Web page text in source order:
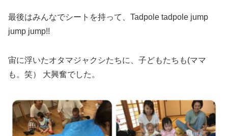
最後はみんなでシートを持って、Tadpole tadpole jump
jump jump!!
宙に浮いたオタマジャクシたちに、子どもたちも(ママ
も。笑） 大興奮でした。